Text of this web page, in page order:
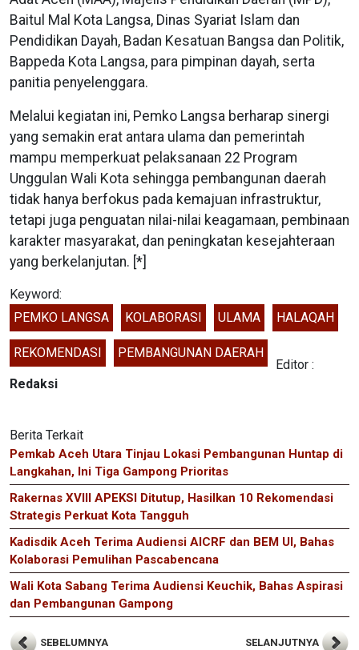
Baitul Mal Kota Langsa, Dinas Syariat Islam dan
Pendidikan Dayah, Badan Kesatuan Bangsa dan Politik,
Bappeda Kota Langsa, para pimpinan dayah, serta
panitia penyelenggara.
Melalui kegiatan ini, Pemko Langsa berharap sinergi
yang semakin erat antara ulama dan pemerintah
mampu memperkuat pelaksanaan 22 Program
Unggulan Wali Kota sehingga pembangunan daerah
tidak hanya berfokus pada kemajuan infrastruktur,
tetapi juga penguatan nilai-nilai keagamaan, pembinaan
karakter masyarakat, dan peningkatan kesejahteraan
yang berkelanjutan. [*]
Keyword:
PEMKO LANGSA
KOLABORASI ULAMA HALAQAH
REKOMENDASI PEMBANGUNAN DAERAH
Editor :
Redaksi
Berita Terkait
Pemkab Aceh Utara Tinjau Lokasi Pembangunan Huntap di
Langkahan, Ini Tiga Gampong Prioritas
Rakernas XVIII APEKSI Ditutup, Hasilkan 10 Rekomendasi
Strategis Perkuat Kota Tangguh
Kadisdik Aceh Terima Audiensi AICRF dan BEM UI, Bahas
Kolaborasi Pemulihan Pascabencana
Wali Kota Sabang Terima Audiensi Keuchik, Bahas Aspirasi
dan Pembangunan Gampong
SEBELUMNYA SELANJUTNYA